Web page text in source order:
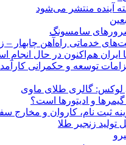
آینده منتشر می‌شود
ایران هم‌اکنون در حال انجام
توسعه و حکمرانی
لوکس: گالری طلای ماوی
و ادیتورها است؟
زنجیر طلا